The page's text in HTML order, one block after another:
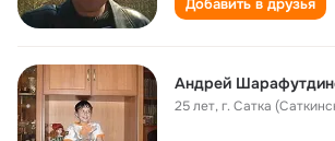
Добавить в друзья
Андрей
25 лет,г. Сатка